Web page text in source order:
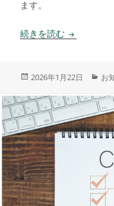
ます。
続きを読む 急がば回れ
投
日:
2026年1月22日
カ
ゴ
リ
ー
お